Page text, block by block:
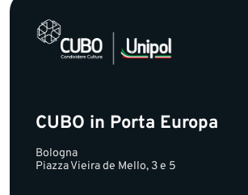
CUBO in Porta Europa
Bologna
Piazza Vieira de Mello, 3 e 5